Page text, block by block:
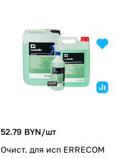
52.79 BYN/шт
Очист. для исп ERRECOM